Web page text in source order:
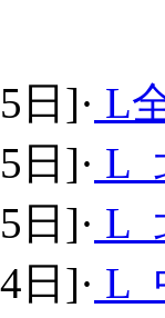
日]· L
日]· L
日]· L
日]· L